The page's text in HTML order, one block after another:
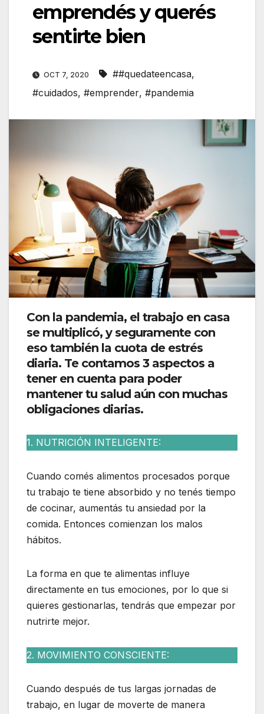
emprendés y querés
sentirte bien
OCT 7, 2020 ##quedateencasa,
#cuidados, #emprender, #pandemia
Con la pandemia, el trabajo en casa
se multiplicó, y seguramente con
eso también la cuota de estrés
diaria. Te contamos 3 aspectos a
tener en cuenta para poder
mantener tu salud aún con muchas
obligaciones diarias.
1. NUTRICIÓN INTELIGENTE:
Cuando comés alimentos procesados porque
tu trabajo te tiene absorbido y no tenés tiempo
de cocinar, aumentás tu ansiedad por la
comida. Entonces comienzan los malos
hábitos.
La forma en que te alimentas influye
directamente en tus emociones, por lo que si
quieres gestionarlas, tendrás que empezar por
nutrirte mejor.
2. MOVIMIENTO CONSCIENTE:
Cuando después de tus largas jornadas de
trabajo, en lugar de moverte de manera